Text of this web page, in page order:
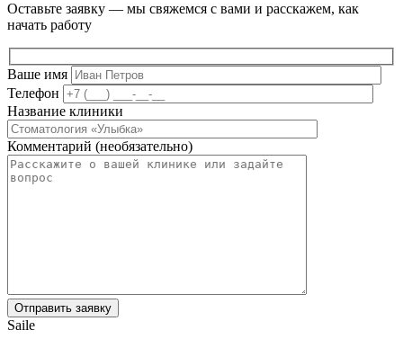
Оставьте заявку — мы свяжемся с вами и расскажем, как
начать работу
Ваше имя
Телефон
Название клиники
Комментарий (необязательно)
Saile